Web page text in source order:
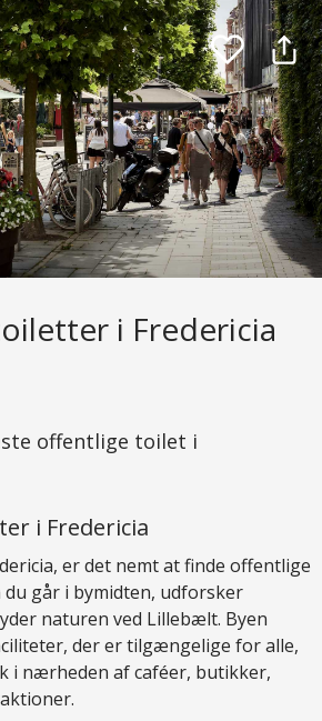
i Fredericia
offentlige toilet i
i Fredericia
er det nemt at finde offentlige
går i bymidten, udforsker
naturen ved Lillebælt. Byen
der er tilgængelige for alle,
i nærheden af caféer, butikker,